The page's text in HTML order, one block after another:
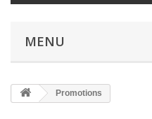
MENU
Promotions